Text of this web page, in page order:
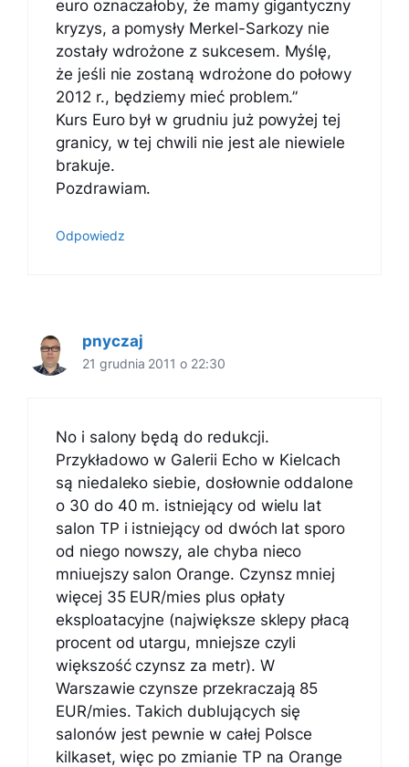
euro oznaczałoby, że mamy gigantyczny
kryzys, a pomysły Merkel-Sarkozy nie
zostały wdrożone z sukcesem. Myślę,
że jeśli nie zostaną wdrożone do połowy
2012 r., będziemy mieć problem.”
Kurs Euro był w grudniu już powyżej tej
granicy, w tej chwili nie jest ale niewiele
brakuje.
Pozdrawiam.
Odpowiedz
pnyczaj
21 grudnia 2011 o 22:30
No i salony będą do redukcji.
Przykładowo w Galerii Echo w Kielcach
są niedaleko siebie, dosłownie oddalone
o 30 do 40 m. istniejący od wielu lat
salon TP i istniejący od dwóch lat sporo
od niego nowszy, ale chyba nieco
mniuejszy salon Orange. Czynsz mniej
więcej 35 EUR/mies plus opłaty
eksploatacyjne (największe sklepy płacą
procent od utargu, mniejsze czyli
większość czynsz za metr). W
Warszawie czynsze przekraczają 85
EUR/mies. Takich dublujących się
salonów jest pewnie w całej Polsce
kilkaset, więc po zmianie TP na Orange